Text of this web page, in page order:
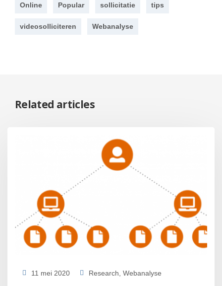
Online Popular sollicitatie tips
videosolliciteren Webanalyse
Related articles
11 mei 2020 Research, Webanalyse